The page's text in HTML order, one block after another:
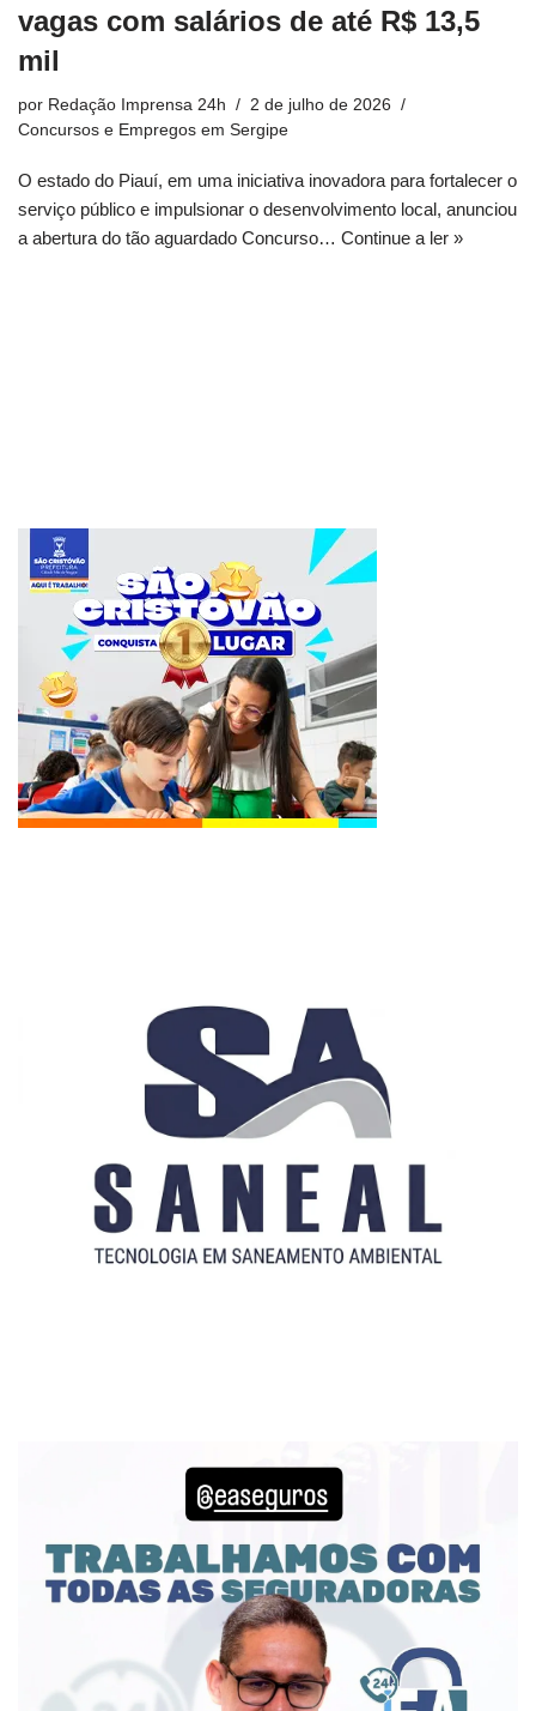
vagas com salários de até R$ 13,5
mil
por Redação Imprensa 24h
2 de julho de 2026
Concursos e Empregos em Sergipe
O estado do Piauí, em uma iniciativa inovadora para fortalecer o
serviço público e impulsionar o desenvolvimento local, anunciou
a abertura do tão aguardado Concurso… Continue a ler »